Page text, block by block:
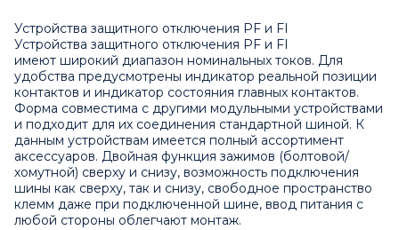
Устройства защитного отключения PF и FI
Устройства защитного отключения PF и FI
имеют широкий диапазон номинальных токов. Для
удобства предусмотрены индикатор реальной позиции
контактов и индикатор состояния главных контактов.
Форма совместима с другими модульными устройствами
и подходит для их соединения стандартной шиной. К
данным устройствам имеется полный ассортимент
аксессуаров. Двойная функция зажимов (болтовой/
хомутной) сверху и снизу, возможность подключения
шины как сверху, так и снизу, свободное пространство
клемм даже при подключенной шине, ввод питания с
любой стороны облегчают монтаж.